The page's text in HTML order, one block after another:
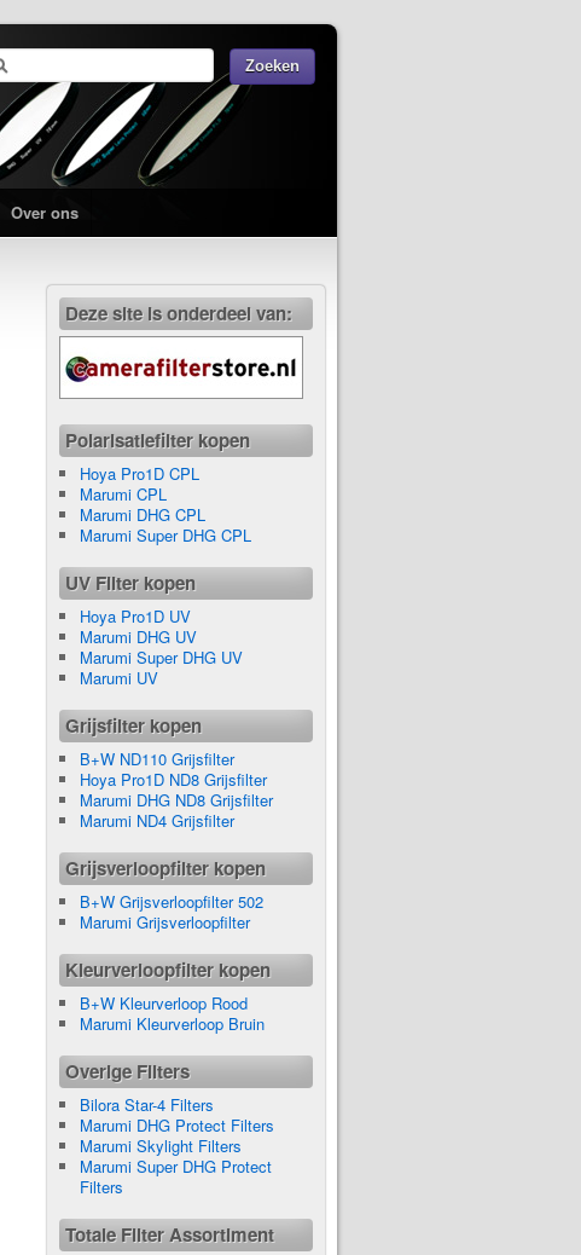
Over ons
Deze site is onderdeel van:
Polarisatiefilter kopen
Hoya Pro1D CPL
Marumi CPL
Marumi DHG CPL
Marumi Super DHG CPL
UV Filter kopen
Hoya Pro1D UV
Marumi DHG UV
Marumi Super DHG UV
Marumi UV
Grijsfilter kopen
B+W ND110 Grijsfilter
Hoya Pro1D ND8 Grijsfilter
Marumi DHG ND8 Grijsfilter
Marumi ND4 Grijsfilter
Grijsverloopfilter kopen
B+W Grijsverloopfilter 502
Marumi Grijsverloopfilter
Kleurverloopfilter kopen
B+W Kleurverloop Rood
Marumi Kleurverloop Bruin
Overige Filters
Bilora Star-4 Filters
Marumi DHG Protect Filters
Marumi Skylight Filters
Marumi Super DHG Protect
Filters
Totale Filter Assortiment